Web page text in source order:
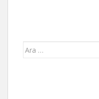
Arama